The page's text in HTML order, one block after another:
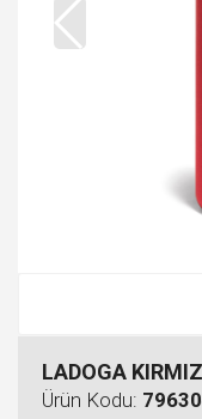
LADOGA
Ürün Kodu: